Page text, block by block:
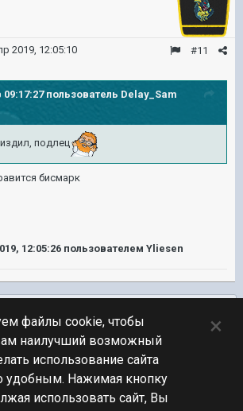
#11
2019, 12:05:10
09:17:27 пользователь Delay_Sam
подлец
бисмарк
12:05:26 пользователем Yliesen
ТЕМ
Кораблей
файлы cookie, чтобы
наилучший возможный
использование сайта
удобным. Нажимая кнопку
использовать сайт, Вы
×